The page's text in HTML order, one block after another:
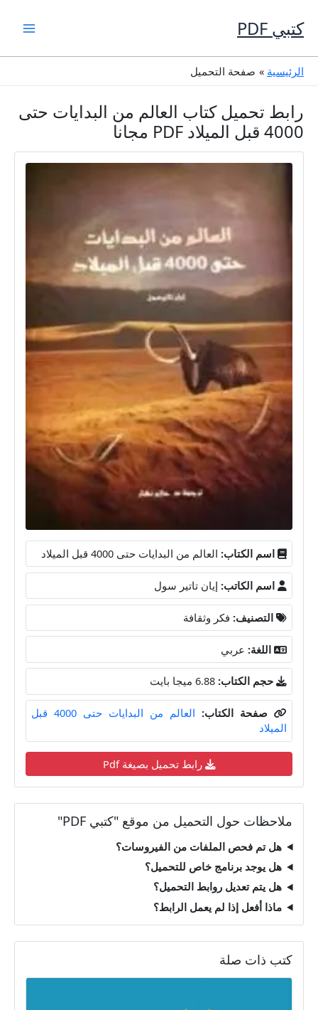
إلى
المحتوى
كتبي PDF
الرئيسية صفحة التحميل
رابط تحميل كتاب العالم من البدايات حتى
4000 قبل الميلاد PDF مجانا
اسم الكتاب: العالم من البدايات حتى 4000 قبل الميلاد
اسم الكاتب: إيان تاتير سول
التصنيف: فكر وثقافة
اللغة: عربي
حجم الكتاب: 6.88 ميجا بايت
صفحة الكتاب:
العالم من البدايات حتى 4000 قبل
الميلاد
رابط تحميل بصيغة Pdf
ملاحظات حول التحميل من موقع "كتبي PDF"
هل تم فحص الملفات من الفيروسات؟
هل يوجد برنامج خاص للتحميل؟
هل يتم تعديل روابط التحميل؟
ماذا أفعل إذا لم يعمل الرابط؟
كتب ذات صلة